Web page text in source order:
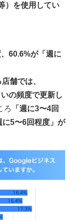
）を使用してい
60.6%が「週に
舗では、
の頻度で更新し
ろ
「週に3〜4回
5〜6回程度」が